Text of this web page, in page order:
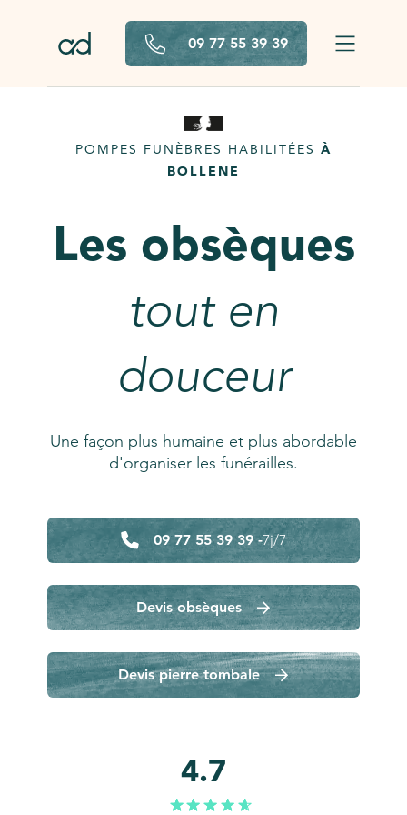
09 77 55 39 39
POMPES FUNÈBRES HABILITÉES À
BOLLENE
Les obsèques
tout en
douceur
Une façon plus humaine et plus abordable
d'organiser les funérailles.
09 77 55 39 39 -7j/7
Devis obsèques
Devis pierre tombale
4.7